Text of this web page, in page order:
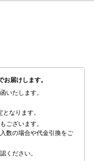
届けします。
いたします。
なります。
ございます。
数の場合や代金引換をご
ください。